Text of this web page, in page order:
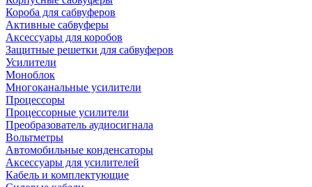
Короба для сабвуферов
Активные сабвуферы
Аксессуары для коробов
Защитные решетки для сабвуферов
Усилители
Моноблок
Многоканальные усилители
Процессоры
Процессорные усилители
Преобразователь аудиосигнала
Вольтметры
Автомобильные конденсаторы
Аксессуары для усилителей
Кабель и комплектующие